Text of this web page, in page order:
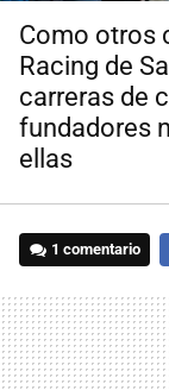
Como otros
Racing de
carreras de
fundadores
ellas
1 comentario